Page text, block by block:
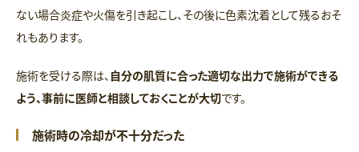
ない場合炎症や火傷を引き起こし、その後に色素沈着として残るおそ
れもあります。
施術を受ける際は、 自分の肌質に合った適切な出力で施術ができる
よう、事前に医師と相談しておくことが大切です。
施術時の冷却が不十分だった